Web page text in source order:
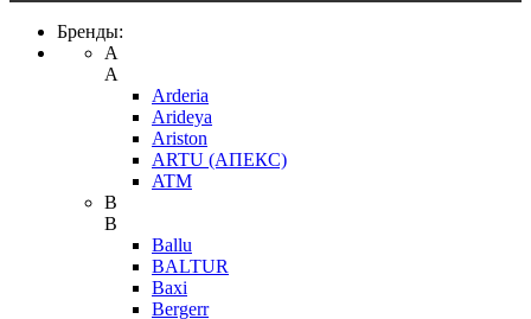
Бренды:
A
A
Arderia
Arideya
Ariston
ARTU (АПЕКС)
ATM
B
B
Ballu
BALTUR
Baxi
Bergerr